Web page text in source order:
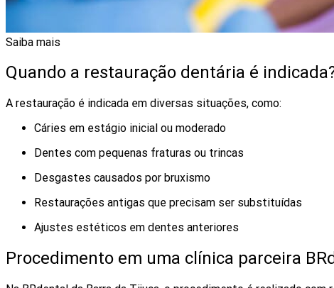
Saiba mais
Quando a restauração dentária é
A restauração é indicada em diversas situações, como:
Cáries em estágio inicial ou moderado
Dentes com pequenas fraturas ou trincas
Desgastes causados por bruxismo
Restaurações antigas que precisam ser substituídas
Ajustes estéticos em dentes anteriores
Procedimento em uma clínica parceira